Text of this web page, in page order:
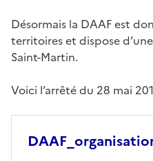
Désormais la DAAF est
territoires et dispose
Saint-Martin.
Voici l’arrêté du 28 mai